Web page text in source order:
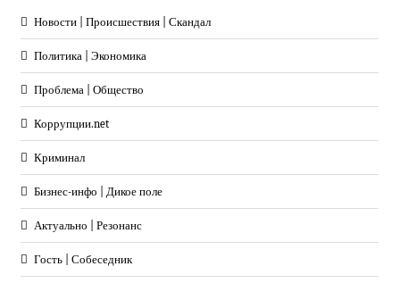
Новости | Происшествия | Скандал
Политика | Экономика
Проблема | Общество
Коррупции.net
Криминал
Бизнес-инфо | Дикое поле
Актуально | Резонанс
Гость | Собеседник